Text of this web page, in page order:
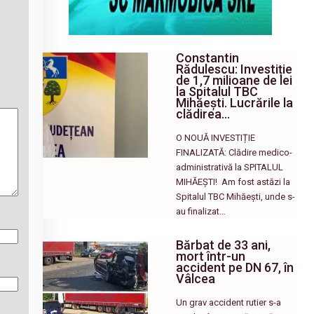
Constantin
Rădulescu: Investiție
de 1,7 milioane de lei
la Spitalul TBC
Mihăești. Lucrările la
clădirea…
O NOUĂ INVESTIȚIE
FINALIZATĂ: Clădire medico-
administrativă la SPITALUL
MIHĂEȘTI! ​ Am fost astăzi la
Spitalul TBC Mihăești, unde s-
au finalizat…
Bărbat de 33 ani,
mort într-un
accident pe DN 67, în
Vâlcea
Un grav accident rutier s-a